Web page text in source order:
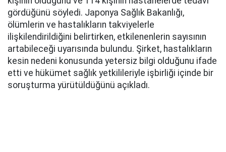
gördüğünü söyledi. Japonya Sağlık Bakanlığı,
ölümlerin ve hastalıkların takviyelerle
ilişkilendirildiğini belirtirken, etkilenenlerin sayısının
artabileceği uyarısında bulundu. Şirket, hastalıkların
kesin nedeni konusunda yetersiz bilgi olduğunu ifade
etti ve hükümet sağlık yetkilileriyle işbirliği içinde bir
soruşturma yürütüldüğünü açıkladı.